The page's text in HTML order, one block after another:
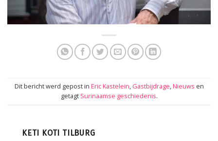
Dit bericht werd gepost in Eric Kastelein, Gastbijdrage,Nieuws en
getagt Surinaamse geschiedenis.
KETI KOTI TILBURG